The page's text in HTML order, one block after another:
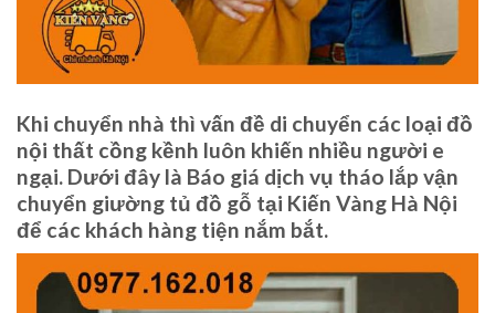
Khi chuyển nhà thì vấn đề di chuyển các loại đồ
nội thất cồng kềnh luôn khiến nhiều người e
ngại. Dưới đây là Báo giá dịch vụ tháo lắp vận
chuyển giường tủ đồ gỗ tại Kiến Vàng Hà Nội
để các khách hàng tiện nắm bắt.